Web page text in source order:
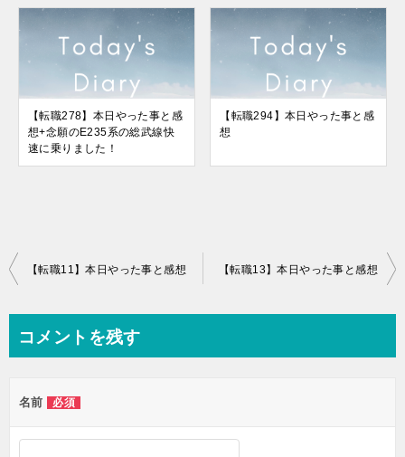
【転職278】本日やった事と感
想+念願のE235系の総武線快
速に乗りました！
【転職294】本日やった事と感
想
投
ビ
ー
シ
【転職11】本日やった事と感想 【転職13】本日やった事と感想
コメントを残す
名前 必須